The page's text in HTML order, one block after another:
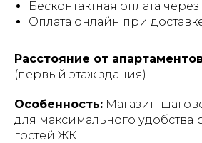
Бесконтактная оплата
Оплата онлайн при
Расстояние от
(первый этаж здания)
Особенность: Магазин
для максимального удобства
гостей ЖК